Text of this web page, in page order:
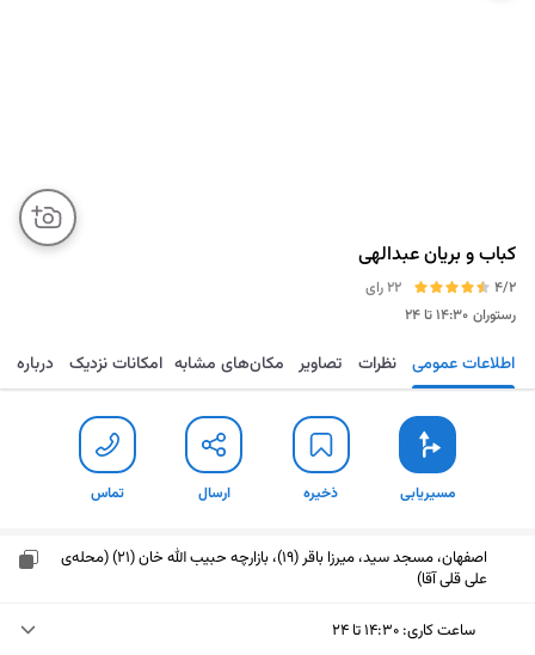
کباب و بریان عبدالهی
4/2
22 رای
رستوران ۱۴:۳۰ تا ۲۴
مسیریابی ذخیره ارسال تماس اطلاعات عمومی نظرات تصاویر مکان‌های مشابه امکانات نزدیک درباره
مسیریابی ذخیره ارسال تماس
اصفهان، مسجد سید، میرزا باقر (19)، بازارچه حبیب الله خان (21) (محله‌ی
علی قلی آقا)
ساعت کاری: ۱۴:۳۰ تا ۲۴